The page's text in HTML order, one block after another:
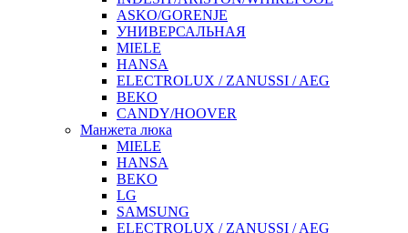
ASKO/GORENJE
УНИВЕРСАЛЬНАЯ
MIELE
HANSA
ELECTROLUX / ZANUSSI / AEG
BEKO
CANDY/HOOVER
Манжета люка
MIELE
HANSA
BEKO
LG
SAMSUNG
ELECTROLUX / ZANUSSI / AEG